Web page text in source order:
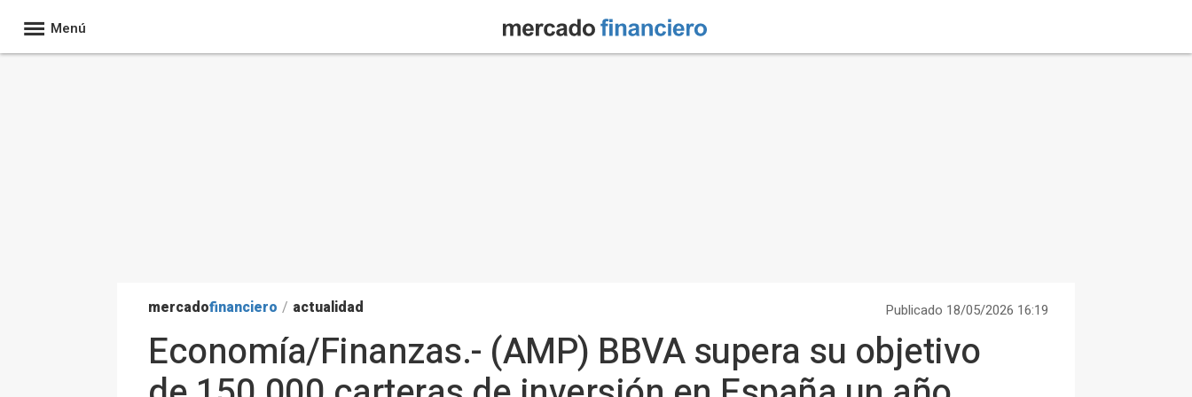
Menú
mercadofinanciero / actualidad Publicado 18/05/2026 16:19
Economía/Finanzas.- (AMP) BBVA supera su objetivo